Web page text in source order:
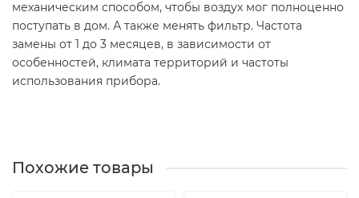
механическим способом, чтобы воздух мог полноценно
поступать в дом. А также менять фильтр. Частота
замены от 1 до 3 месяцев, в зависимости от
особенностей, климата территорий и частоты
использования прибора.
Похожие товары